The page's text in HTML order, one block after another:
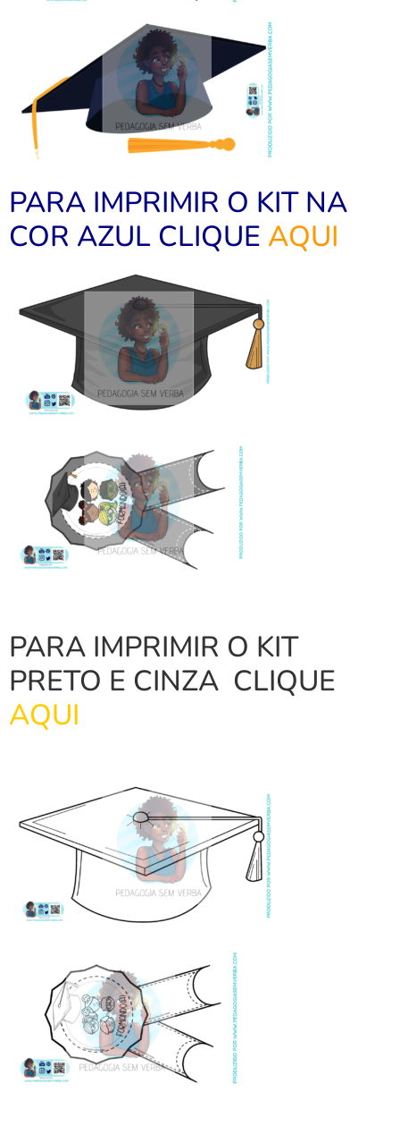
PARA IMPRIMIR O KIT NA
COR AZUL CLIQUE AQUI
PARA IMPRIMIR O KIT
PRETO E CINZA CLIQUE
AQUI